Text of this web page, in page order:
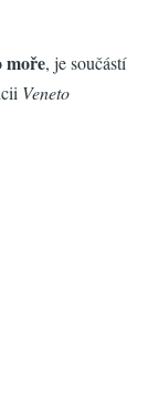
moře, je součástí‭
Veneto